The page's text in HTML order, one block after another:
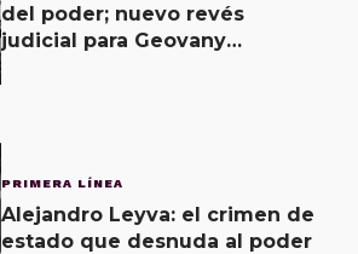
del poder; nuevo revés
judicial para Geovany
PRIMERA LÍNEA
Alejandro Leyva: el crimen de
estado que desnuda al poder